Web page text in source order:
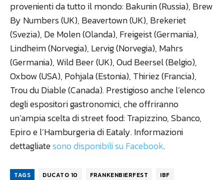
provenienti da tutto il mondo: Bakunin (Russia), Brew
By Numbers (UK), Beavertown (UK), Brekeriet
(Svezia), De Molen (Olanda), Freigeist (Germania),
Lindheim (Norvegia), Lervig (Norvegia), Mahrs
(Germania), Wild Beer (UK), Oud Beersel (Belgio),
Oxbow (USA), Pohjala (Estonia), Thiriez (Francia),
Trou du Diable (Canada). Prestigioso anche l’elenco
degli espositori gastronomici, che offriranno
un’ampia scelta di street food: Trapizzino, Sbanco,
Epiro e l’Hamburgeria di Eataly. Informazioni
dettagliatesono disponibili su Facebook.
TAGS DUCATO 10 FRANKENBIERFEST IBF